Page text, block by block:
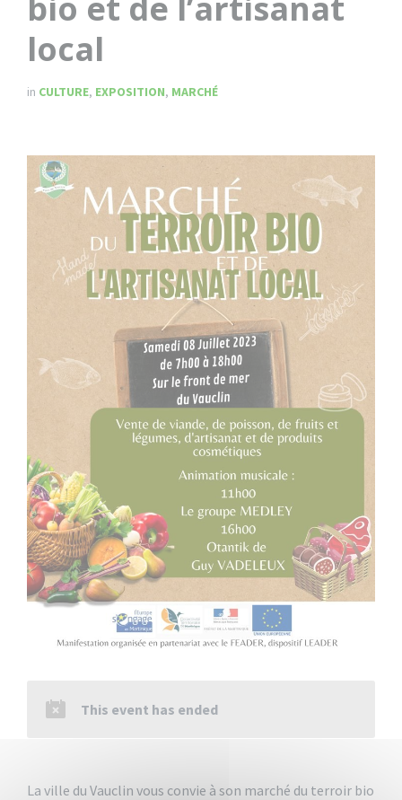
local
in CULTURE, EXPOSITION, MARCHÉ
This event has ended
La ville du Vauclin vous convie à son marché du terroir bio